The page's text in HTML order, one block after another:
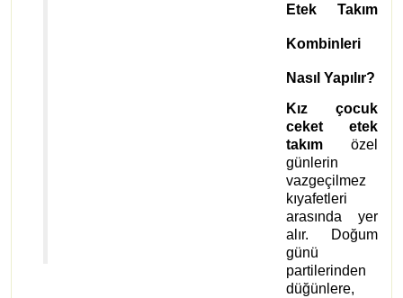
Etek Takım
Kombinleri
Nasıl Yapılır?
Kız çocuk
ceket etek
takım özel
günlerin
vazgeçilmez
kıyafetleri
arasında yer
alır. Doğum
günü
partilerinden
düğünlere,